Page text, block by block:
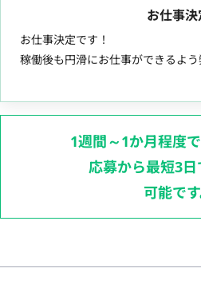
お仕事決
お仕事決定です！
稼働後も円滑にお仕事ができるよう
1週間～1か月程度
応募から最短3
可能です